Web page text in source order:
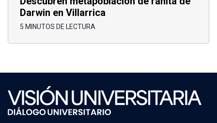
Darwin en Villarrica
5 MINUTOS DE LECTURA